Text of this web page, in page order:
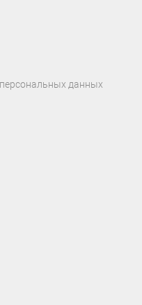
данных